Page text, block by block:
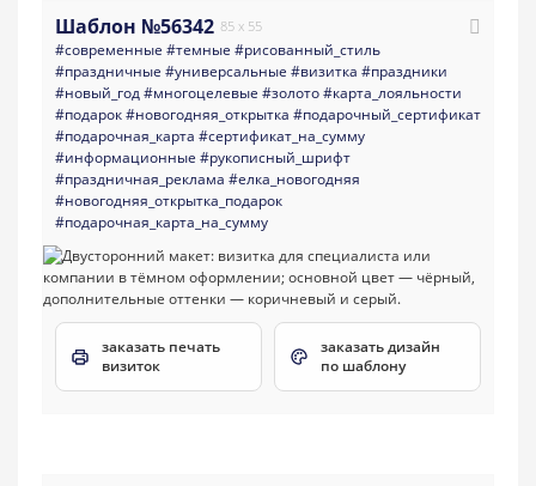
Шаблон №56342 85 x 55
#современные #темные #рисованный_стиль
#праздничные #универсальные #визитка #праздники
#новый_год#многоцелевые #золото#карта_лояльности
#подарок#новогодняя_открытка #подарочный_сертификат
#подарочная_карта #сертификат_на_сумму
#информационные #рукописный_шрифт
#праздничная_реклама #елка_новогодняя
#новогодняя_открытка_подарок
#подарочная_карта_на_сумму
заказать печать
визиток
заказать дизайн
по шаблону